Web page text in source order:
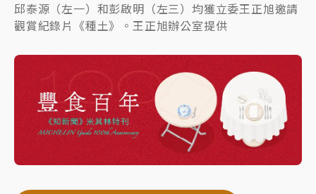
邱泰源（左一）和彭啟明（左三）均獲立委王正旭邀請
觀賞紀錄片《種土》。王正旭辦公室提供